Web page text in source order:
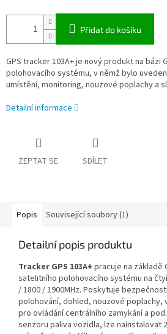
Přidat do košíku
GPS tracker 103A+ je nový produkt na bázi
polohovacího systému, v němž bylo
umístění, monitoring, nouzové poplachy a
Detailní informace
ZEPTAT SE SDÍLET
Popis Související soubory (1)
Detailní popis produktu
Tracker GPS 103A+ pracuje na základě
satelitního polohovacího systému na
/ 1800 / 1900MHz. Poskytuje
polohování, dohled, nouzové poplachy,
pro ovládání centrálního zamykání a
senzoru paliva vozidla, lze nainstalovat